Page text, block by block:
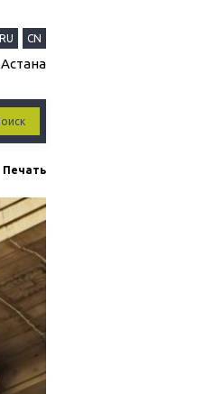
RU CN
Астана
Печать